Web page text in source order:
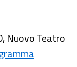
Nuovo Teatro